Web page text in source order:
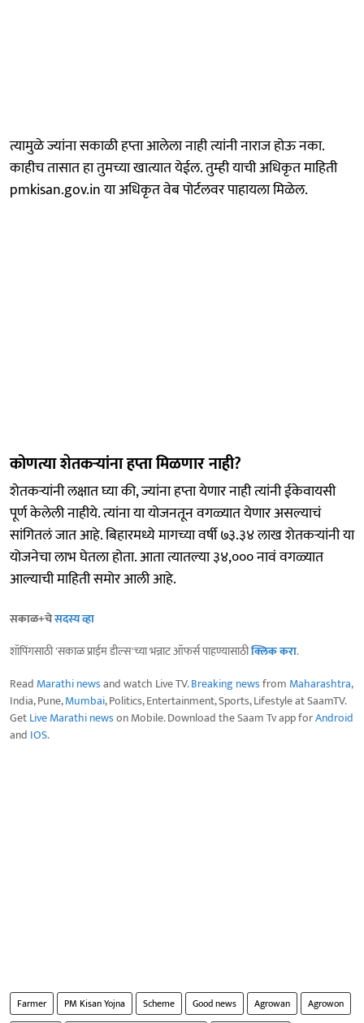
त्यामुळे ज्यांना सकाळी हप्ता आलेला नाही त्यांनी नाराज होऊ नका.
काहीच तासात हा तुमच्या खात्यात येईल. तुम्ही याची अधिकृत माहिती
pmkisan.gov.in या अधिकृत वेब पोर्टलवर पाहायला मिळेल.
कोणत्या शेतकऱ्यांना हप्ता मिळणार नाही?
शेतकऱ्यांनी लक्षात घ्या की, ज्यांना हप्ता येणार नाही त्यांनी ईकेवायसी
पूर्ण केलेली नाहीये. त्यांना या योजनतून वगळ्यात येणार असल्याचं
सांगितलं जात आहे. बिहारमध्ये मागच्या वर्षी ७३.३४ लाख शेतकऱ्यांनी या
योजनेचा लाभ घेतला होता. आता त्यातल्या ३४,००० नावं वगळ्यात
आल्याची माहिती समोर आली आहे.
सकाळ+चेसदस्य व्हा
शॉपिंगसाठी 'सकाळ प्राईम डील्स'च्या भन्नाट ऑफर्स पाहण्यासाठीक्लिक करा.
Read Marathi newsand watch Live TV.Breaking newsfrom Maharashtra,
India, Pune,Mumbai, Politics, Entertainment, Sports, Lifestyle at SaamTV.
GetLive Marathi newson Mobile. Download the Saam Tv app forAndroid
and IOS.
Farmer PM Kisan Yojna Scheme Good news Agrowan
Agrowon